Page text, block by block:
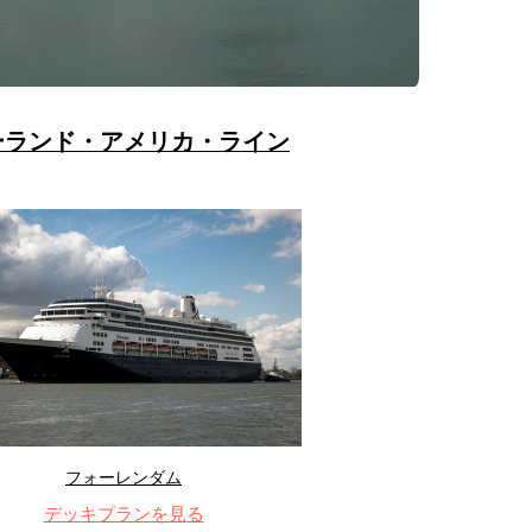
ンド・アメリカ・ライン
フォーレンダム
デッキプランを見る